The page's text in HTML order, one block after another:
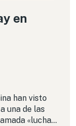
en
han visto
una de las
«lucha